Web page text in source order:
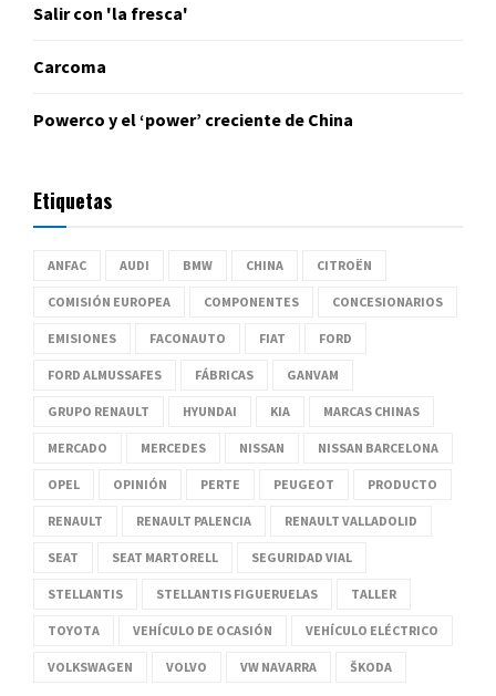
Salir con 'la fresca'
Carcoma
Powerco y el ‘power’ creciente de China
Etiquetas
ANFAC AUDI BMW CHINA CITROËN
COMISIÓN EUROPEA COMPONENTES CONCESIONARIOS
EMISIONES FACONAUTO FIAT FORD
FORD ALMUSSAFES FÁBRICAS GANVAM
GRUPO RENAULT HYUNDAI KIA MARCAS CHINAS
MERCADO MERCEDES NISSAN NISSAN BARCELONA
OPEL OPINIÓN PERTE PEUGEOT PRODUCTO
RENAULT RENAULT PALENCIA RENAULT VALLADOLID
SEAT SEAT MARTORELL SEGURIDAD VIAL
STELLANTIS STELLANTIS FIGUERUELAS TALLER
TOYOTA VEHÍCULO DE OCASIÓN VEHÍCULO ELÉCTRICO
VOLKSWAGEN VOLVO VW NAVARRA ŠKODA